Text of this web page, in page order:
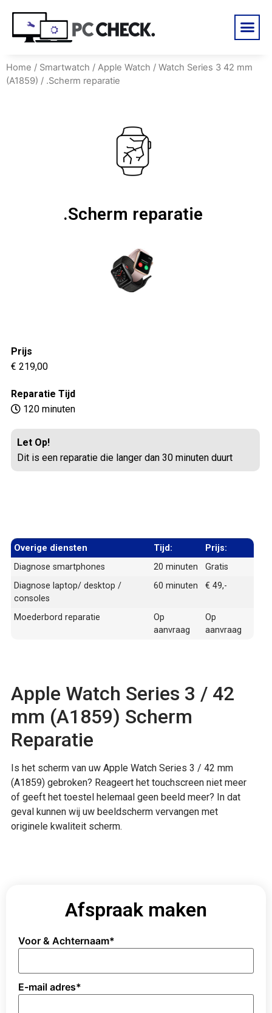
Home / Smartwatch / Apple Watch / Watch Series 3 42 mm
(A1859) / .Scherm reparatie
.Scherm reparatie
Prijs
€ 219,00
Reparatie Tijd
120 minuten
Let Op!
Dit is een reparatie die langer dan 30 minuten duurt
Overige diensten Tijd:
Prijs:
Diagnose smartphones
20 minuten
Gratis
Diagnose laptop/ desktop /
consoles
60 minuten € 49,-
Moederbord reparatie
Op
aanvraag
Op
aanvraag
Apple Watch Series 3 / 42
mm (A1859) Scherm
Reparatie
Is het scherm van uw Apple Watch Series 3 / 42 mm
(A1859) gebroken? Reageert het touchscreen niet meer
of geeft het toestel helemaal geen beeld meer? In dat
geval kunnen wij uw beeldscherm vervangen met
originele kwaliteit scherm.
Afspraak maken
Voor & Achternaam*
E-mail adres*